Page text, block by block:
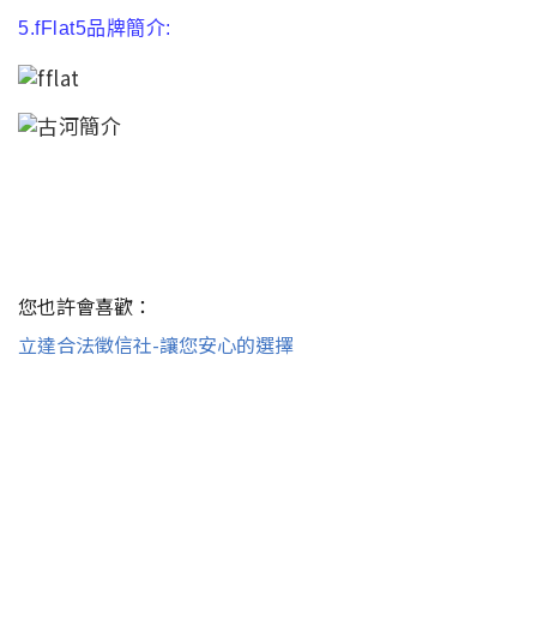
5.fFlat5品牌簡介:
您也許會喜歡：
立達合法徵信社-讓您安心的選擇